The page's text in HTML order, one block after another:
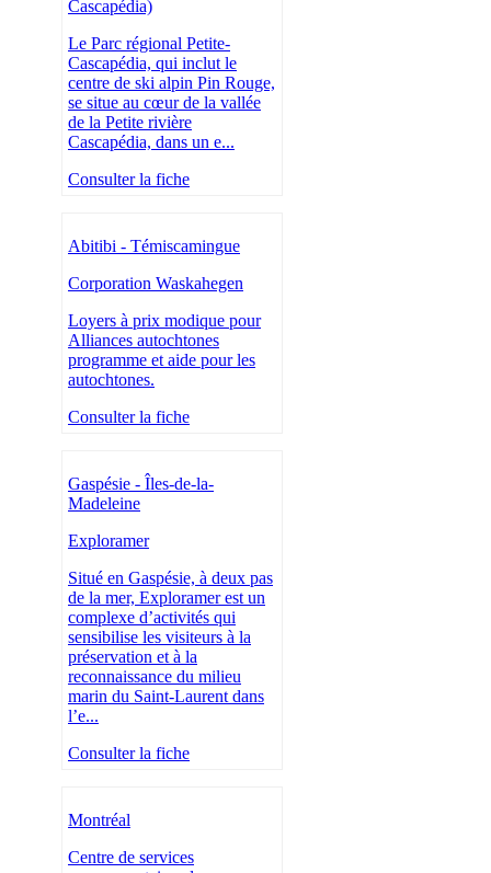
Cascapédia)
Le Parc régional Petite-
Cascapédia, qui inclut le
centre de ski alpin Pin Rouge,
se situe au cœur de la vallée
de la Petite rivière
Cascapédia, dans un e...
Consulter la fiche
Abitibi - Témiscamingue
Corporation Waskahegen
Loyers à prix modique pour
Alliances autochtones
programme et aide pour les
autochtones.
Consulter la fiche
Gaspésie - Îles-de-la-
Madeleine
Exploramer
Situé en Gaspésie, à deux pas
de la mer, Exploramer est un
complexe d’activités qui
sensibilise les visiteurs à la
préservation et à la
reconnaissance du milieu
marin du Saint-Laurent dans
l’e...
Consulter la fiche
Montréal
Centre de services